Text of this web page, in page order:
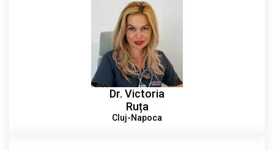
Dr. Victoria
Ruța
Cluj-Napoca